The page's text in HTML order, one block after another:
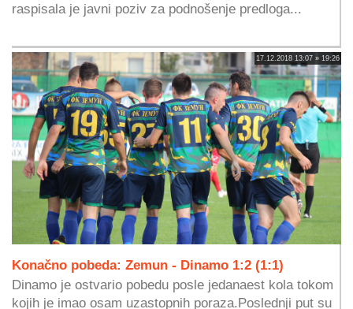
raspisala je javni poziv za podnošenje predloga...
17.12.2018 13:07 » 19:26
Konačno pobeda: Zemun - Dinamo 1:2 (1:1)
Dinamo je ostvario pobedu posle jedanaest kola tokom
kojih je imao osam uzastopnih poraza.Poslednji put su